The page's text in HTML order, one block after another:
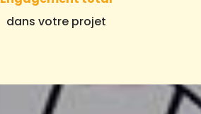
dans votre projet